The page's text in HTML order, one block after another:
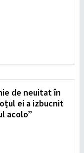
de neuitat în
ei a izbucnit
acolo”